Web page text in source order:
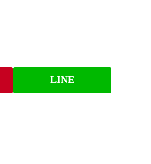
LINE